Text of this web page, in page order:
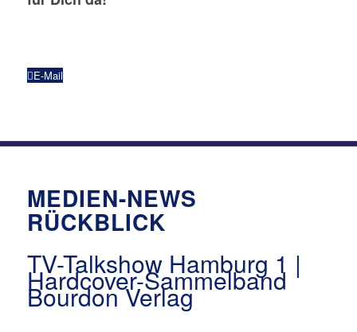
E-Mail
MEDIEN-NEWS
RÜCKBLICK
TV-Talkshow Hamburg 1 |
Hardcover-Sammelband
Bourdon Verlag